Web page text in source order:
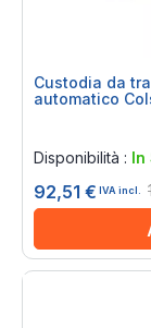
Custodia da
automatico
Disponibilità : In
92,51 € IVA incl.